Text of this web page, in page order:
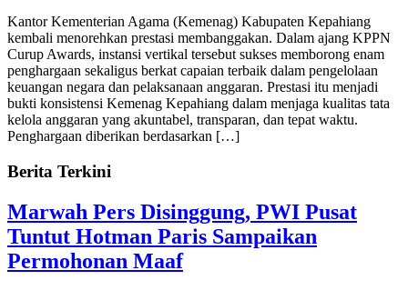
Kantor Kementerian Agama (Kemenag) Kabupaten Kepahiang
kembali menorehkan prestasi membanggakan. Dalam ajang KPPN
Curup Awards, instansi vertikal tersebut sukses memborong enam
penghargaan sekaligus berkat capaian terbaik dalam pengelolaan
keuangan negara dan pelaksanaan anggaran. Prestasi itu menjadi
bukti konsistensi Kemenag Kepahiang dalam menjaga kualitas tata
kelola anggaran yang akuntabel, transparan, dan tepat waktu.
Penghargaan diberikan berdasarkan […]
Berita Terkini
Marwah Pers Disinggung, PWI Pusat
Tuntut Hotman Paris Sampaikan
Permohonan Maaf